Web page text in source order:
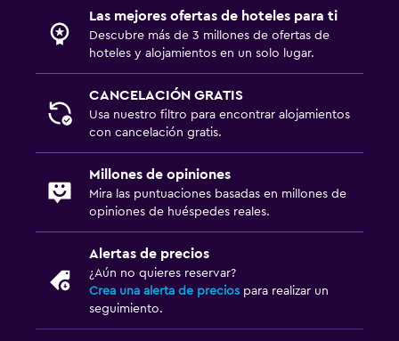
Las mejores ofertas de hoteles para ti
Descubre más de 3 millones de ofertas de
hoteles y alojamientos en un solo lugar.
CANCELACIÓN GRATIS
Usa nuestro filtro para encontrar alojamientos
con cancelación gratis.
Millones de opiniones
Mira las puntuaciones basadas en millones de
opiniones de huéspedes reales.
Alertas de precios
¿Aún no quieres reservar?
Crea una alerta de precios para realizar un
seguimiento.